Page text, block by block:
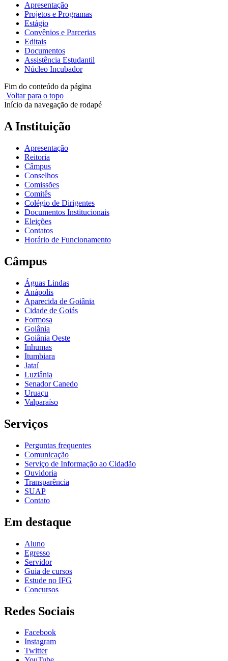
Apresentação
Projetos e Programas
Estágio
Convênios e Parcerias
Editais
Documentos
Assistência Estudantil
Núcleo Incubador
Fim do conteúdo da página
Voltar para o topo
Início da navegação de rodapé
A Instituição
Apresentação
Reitoria
Câmpus
Conselhos
Comissões
Comitês
Colégio de Dirigentes
Documentos Institucionais
Eleições
Contatos
Horário de Funcionamento
Câmpus
Águas Lindas
Anápolis
Aparecida de Goiânia
Cidade de Goiás
Formosa
Goiânia
Goiânia Oeste
Inhumas
Itumbiara
Jataí
Luziânia
Senador Canedo
Uruaçu
Valparaíso
Serviços
Perguntas frequentes
Comunicação
Serviço de Informação ao Cidadão
Ouvidoria
Transparência
SUAP
Contato
Em destaque
Aluno
Egresso
Servidor
Guia de cursos
Estude no IFG
Concursos
Redes Sociais
Facebook
Instagram
Twitter